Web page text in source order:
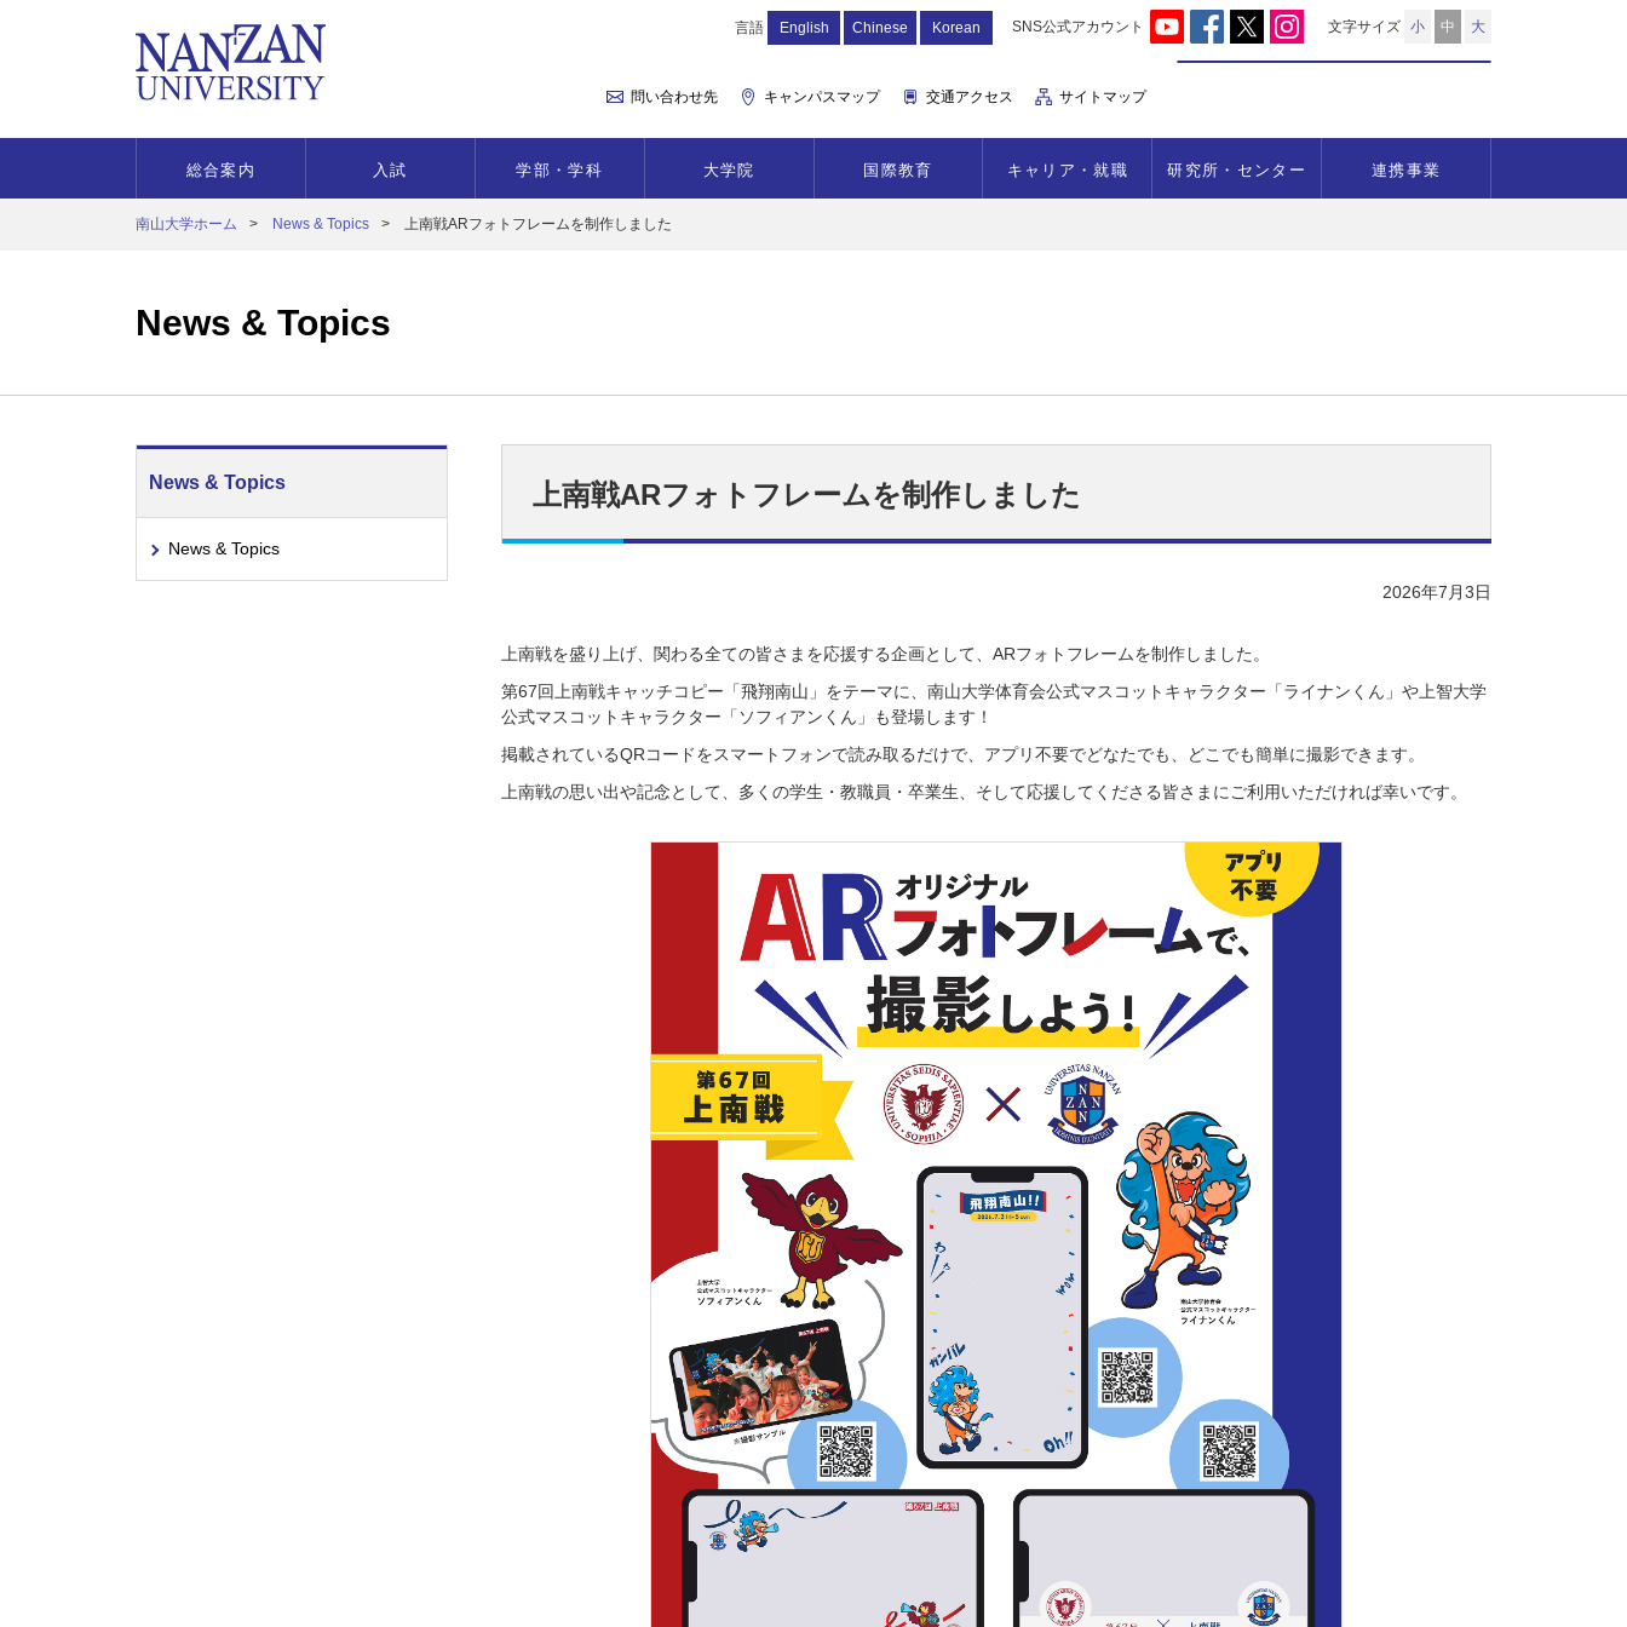
文字サイズ 小 中 大
SNS公式アカウント
問い合わせ先 キャンパスマップ 交通アクセス サイトマップ
総合案内 入試 学部・学科 大学院 国際教育 キャリア・就職 研究所・センター 連携事業
言語 English Chinese Korean
南山大学ホーム News & Topics 上南戦ARフォトフレームを制作しました
News & Topics
上南戦ARフォトフレームを制作しました
2026年7月3日
上南戦を盛り上げ、関わる全ての皆さまを応援する企画として、ARフォトフレームを制作しました。
第67回上南戦キャッチコピー「飛翔南山」をテーマに、南山大学体育会公式マスコットキャラクター「ライナンくん」や上智大学
公式マスコットキャラクター「ソフィアンくん」も登場します！
掲載されているQRコードをスマートフォンで読み取るだけで、アプリ不要でどなたでも、どこでも簡単に撮影できます。
上南戦の思い出や記念として、多くの学生・教職員・卒業生、そして応援してくださる皆さまにご利用いただければ幸いです。
News & Topics
News & Topics